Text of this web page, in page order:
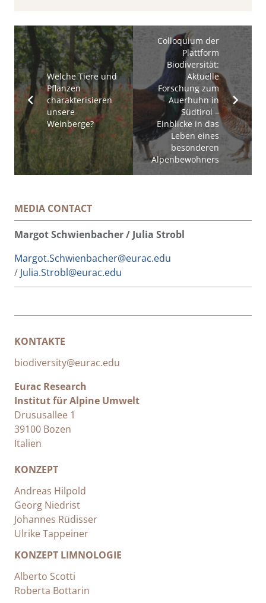
Welche Tiere und
Pflanzen
charakterisieren
unsere
Weinberge?
Colloquium der
Plattform
Biodiversität:
Aktuelle
Forschung zum
Auerhuhn in
Südtirol –
Einblicke in das
Leben eines
besonderen
Alpenbewohners
MEDIA CONTACT
Margot Schwienbacher / Julia Strobl
Margot.Schwienbacher@eurac.edu
/ Julia.Strobl@eurac.edu
KONTAKTE
biodiversity@eurac.edu
Eurac Research
Institut für Alpine Umwelt
Drususallee 1
39100 Bozen
Italien
KONZEPT
Andreas Hilpold
Georg Niedrist
Johannes Rüdisser
Ulrike Tappeiner
KONZEPT LIMNOLOGIE
Alberto Scotti
Roberta Bottarin